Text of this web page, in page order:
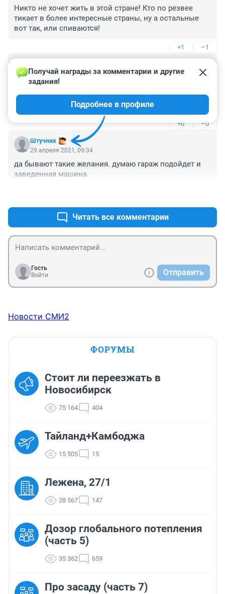
Никто не хочет жить в этой стране! Кто по резвее
тикает в более интересные страны, ну а остальные
вот так, или спиваются!
+1 –1
29 апреля 2021, 09:38
Соболезнования..
А Кемерово склоняется? В Кемерове..так не говорили
+0 –0
Штучник
Получай награды за комментарии и другие
задания!
Подробнее в профиле
29 апреля 2021, 09:34
да бывают такие желания. думаю гараж подойдет и
заведенная машина.
Читать все комментарии
Гость
Войти
Отправить
Новости СМИ2
ФОРУМЫ
Стоит ли переезжать в
Новосибирск
75 164 404
Тайланд+Камбоджа
15 505 15
Лежена, 27/1
28 567 147
Дозор глобального потепления
(часть 5)
35 362 659
Про засаду (часть 7)